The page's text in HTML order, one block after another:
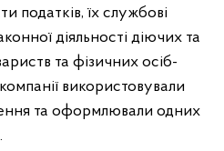
податків, їх службові
діяльності діючих та
та фізичних осіб-
використовували
та оформлювали одних